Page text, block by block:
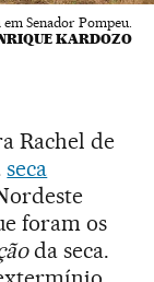
Senador Pompeu.
KARDOZO
Rachel de
seca
foram os
da seca.